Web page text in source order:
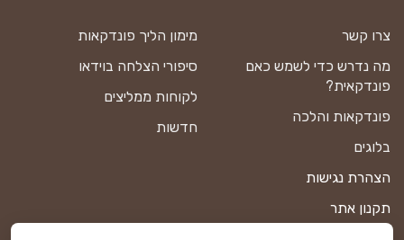
צרו קשר
מה נדרש כדי לשמש כאם
פונדקאית?
פונדקאות והלכה
בלוגים
הצהרת נגישות
תקנון אתר
מימון הליך פונדקאות
סיפורי הצלחה בוידאו
לקוחות ממליצים
חדשות